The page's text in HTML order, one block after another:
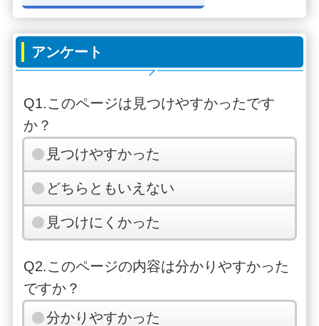
アンケート
Q1.このページは見つけやすかったです
か？
見つけやすかった
どちらともいえない
見つけにくかった
Q2.このページの内容は分かりやすかった
ですか？
分かりやすかった